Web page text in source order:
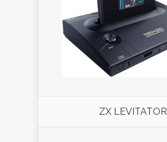
ZX LEVITATOR